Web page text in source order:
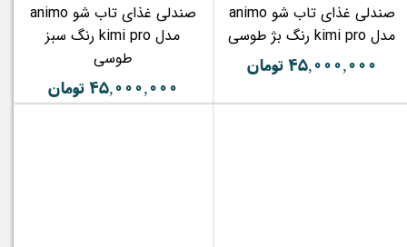
صندلی غذای تاب شو animo
مدل kimi pro رنگ بژ طوسی
۴۵,۰۰۰,۰۰۰ تومان
صندلی غذای تاب شو animo
مدل kimi pro رنگ سبز
طوسی
۴۵,۰۰۰,۰۰۰ تومان